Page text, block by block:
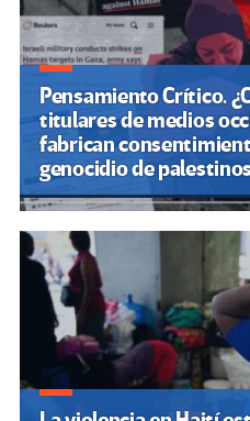
Pensamiento Crítico.
titulares de medios
fabrican
genocidio de